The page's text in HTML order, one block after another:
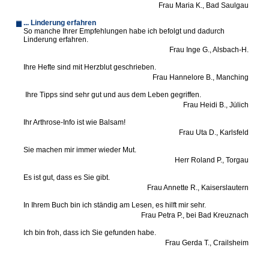
Frau Maria K., Bad Saulgau
... Linderung erfahren
So manche Ihrer Empfehlungen habe ich befolgt und dadurch
Linderung erfahren.
Frau Inge G., Alsbach-H.
Ihre Hefte sind mit Herzblut geschrieben.
Frau Hannelore B., Manching
Ihre Tipps sind sehr gut und aus dem Leben gegriffen.
Frau Heidi B., Jülich
Ihr Arthrose-Info ist wie Balsam!
Frau Uta D., Karlsfeld
Sie machen mir immer wieder Mut.
Herr Roland P., Torgau
Es ist gut, dass es Sie gibt.
Frau Annette R., Kaiserslautern
In Ihrem Buch bin ich ständig am Lesen, es hilft mir sehr.
Frau Petra P., bei Bad Kreuznach
Ich bin froh, dass ich Sie gefunden habe.
Frau Gerda T., Crailsheim